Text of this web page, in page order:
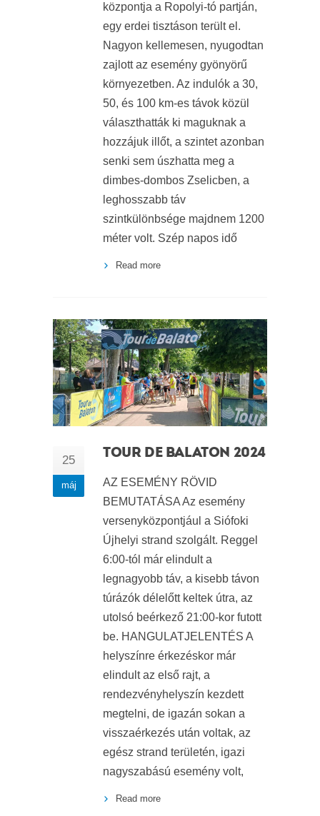
központja a Ropolyi-tó partján,
egy erdei tisztáson terült el.
Nagyon kellemesen, nyugodtan
zajlott az esemény gyönyörű
környezetben. Az indulók a 30,
50, és 100 km-es távok közül
választhatták ki maguknak a
hozzájuk illőt, a szintet azonban
senki sem úszhatta meg a
dimbes-dombos Zselicben, a
leghosszabb táv
szintkülönbsége majdnem 1200
méter volt. Szép napos idő
Read more
25
máj
TOUR DE BALATON 2024
AZ ESEMÉNY RÖVID
BEMUTATÁSA Az esemény
versenyközpontjául a Siófoki
Újhelyi strand szolgált. Reggel
6:00-tól már elindult a
legnagyobb táv, a kisebb távon
túrázók délelőtt keltek útra, az
utolsó beérkező 21:00-kor futott
be. HANGULATJELENTÉS A
helyszínre érkezéskor már
elindult az első rajt, a
rendezvényhelyszín kezdett
megtelni, de igazán sokan a
visszaérkezés után voltak, az
egész strand területén, igazi
nagyszabású esemény volt,
Read more